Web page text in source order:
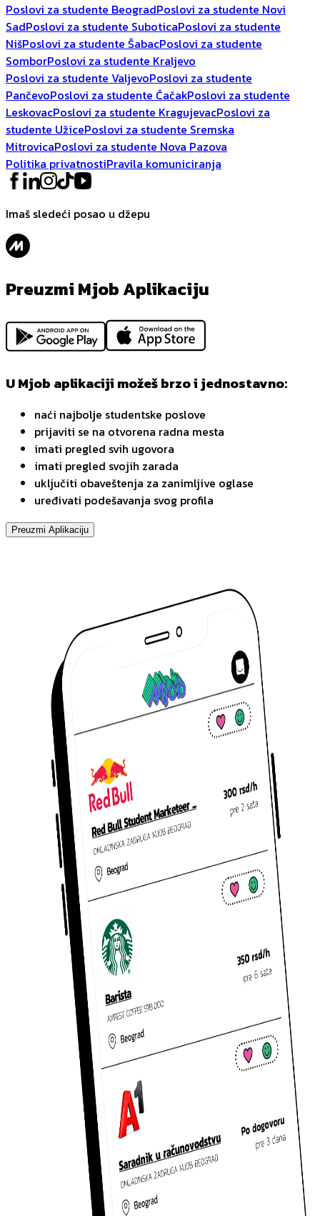
Poslovi za studente BeogradPoslovi za studente Novi
SadPoslovi za studente SuboticaPoslovi za studente
NišPoslovi za studente ŠabacPoslovi za studente
SomborPoslovi za studente Kraljevo
Poslovi za studente ValjevoPoslovi za studente
PančevoPoslovi za studente ČačakPoslovi za studente
LeskovacPoslovi za studente KragujevacPoslovi za
studente UžicePoslovi za studente Sremska
MitrovicaPoslovi za studente Nova Pazova
Politika privatnostiPravila komuniciranja
Imaš sledeći posao u džepu
Preuzmi Mjob Aplikaciju
U Mjob aplikaciji možeš brzo i jednostavno:
naći najbolje studentske poslove
prijaviti se na otvorena radna mesta
imati pregled svih ugovora
imati pregled svojih zarada
uključiti obaveštenja za zanimljive oglase
uređivati podešavanja svog profila
Preuzmi Aplikaciju